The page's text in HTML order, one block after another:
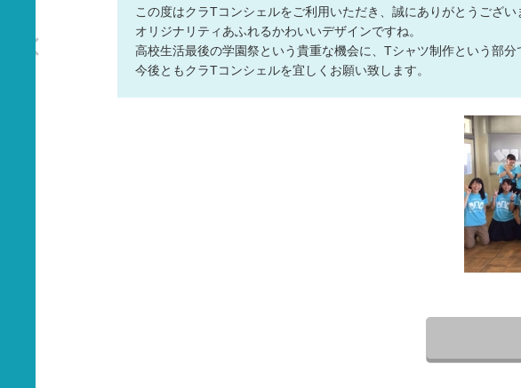
この度はクラTコンシェルをご利用いただき、誠にありがとうござい
オリジナリティあふれるかわいいデザインですね。
高校生活最後の学園祭という貴重な機会に、Tシャツ制作という部分
今後ともクラTコンシェルを宜しくお願い致します。